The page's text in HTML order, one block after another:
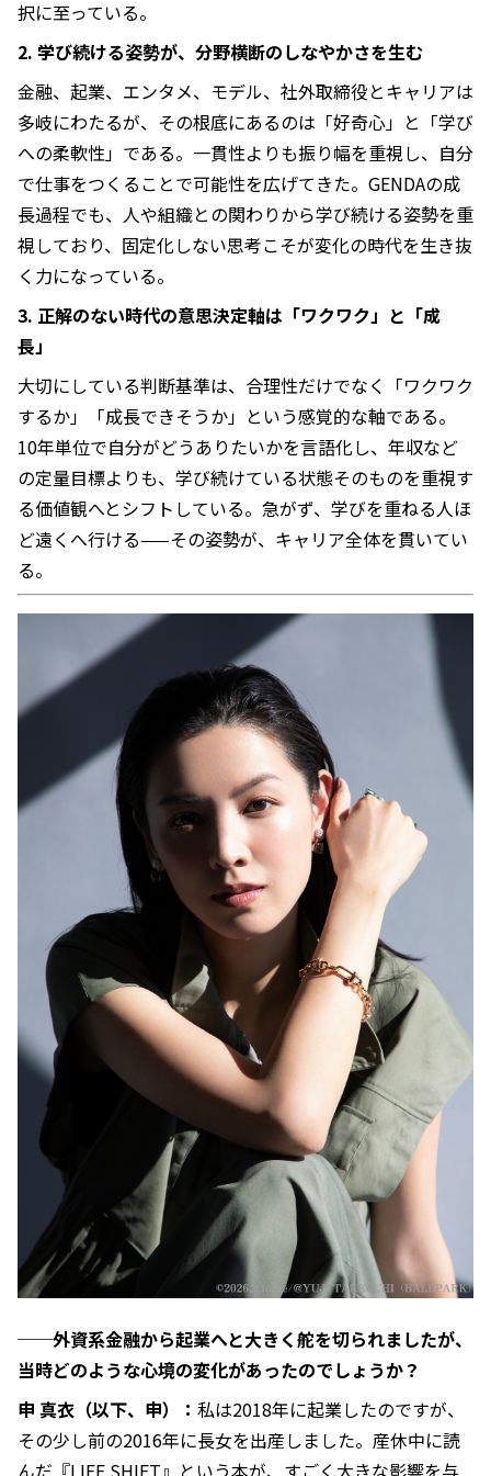
択に至っている。
2. 学び続ける姿勢が、分野横断のしなやかさを生む
金融、起業、エンタメ、モデル、社外取締役とキャリアは
多岐にわたるが、その根底にあるのは「好奇心」と「学び
への柔軟性」である。一貫性よりも振り幅を重視し、自分
で仕事をつくることで可能性を広げてきた。GENDAの成
長過程でも、人や組織との関わりから学び続ける姿勢を重
視しており、固定化しない思考こそが変化の時代を生き抜
く力になっている。
3. 正解のない時代の意思決定軸は「ワクワク」と「成
長」
大切にしている判断基準は、合理性だけでなく「ワクワク
するか」「成長できそうか」という感覚的な軸である。
10年単位で自分がどうありたいかを言語化し、年収など
の定量目標よりも、学び続けている状態そのものを重視す
る価値観へとシフトしている。急がず、学びを重ねる人ほ
ど遠くへ行ける——その姿勢が、キャリア全体を貫いてい
る。
──外資系金融から起業へと大きく舵を切られましたが、
当時どのような心境の変化があったのでしょうか？
申 真衣（以下、申）： 私は2018年に起業したのですが、
その少し前の2016年に長女を出産しました。産休中に読
んだ『LIFE SHIFT』という本が、すごく大きな影響を与